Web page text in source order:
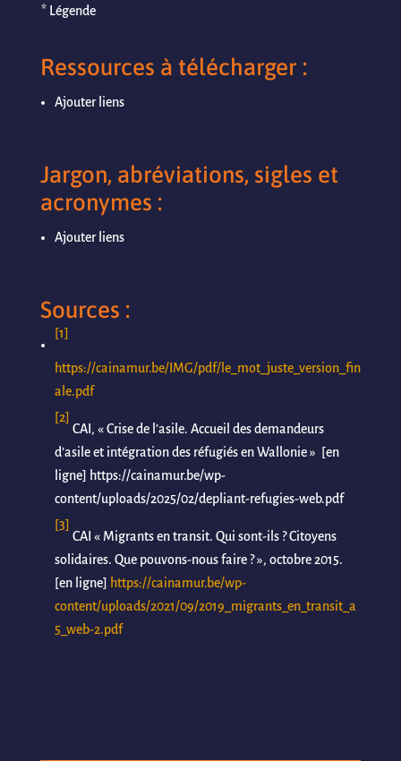
* Légende
Ressources à télécharger :
Ajouter liens
Jargon, abréviations, sigles et
acronymes :
Ajouter liens
Sources :
[1]
https://cainamur.be/IMG/pdf/le_mot_juste_version_fin
ale.pdf
[2]
CAI, « Crise de l’asile. Accueil des demandeurs
d’asile et intégration des réfugiés en Wallonie » [en
ligne] https://cainamur.be/wp-
content/uploads/2025/02/depliant-refugies-web.pdf
[3]
CAI « Migrants en transit. Qui sont-ils ? Citoyens
solidaires. Que pouvons-nous faire ? », octobre 2015.
[en ligne] https://cainamur.be/wp-
content/uploads/2021/09/2019_migrants_en_transit_a
5_web-2.pdf